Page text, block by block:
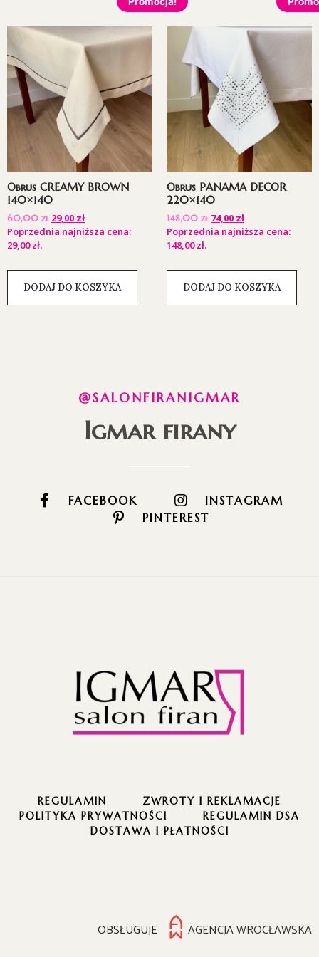
Obrus CREAMY BROWN
140×140
60,00zł 29,00 zł
Poprzednia najniższa cena:
29,00zł.
DODAJ DO KOSZYKA
Obrus PANAMA DECOR
220×140
148,00zł 74,00 zł
Poprzednia najniższa cena:
148,00zł.
DODAJ DO KOSZYKA
@SALONFIRANIGMAR
Igmar firany
FACEBOOK
INSTAGRAM
PINTEREST
REGULAMIN
ZWROTY I REKLAMACJE
POLITYKA PRYWATNOŚCI
REGULAMIN DSA
DOSTAWA I PŁATNOŚCI
OBSŁUGUJE AGENCJA WROCŁAWSKA